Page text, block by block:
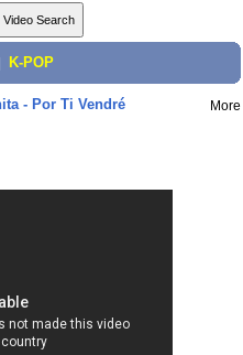
K-POP
- Por Ti Vendré More